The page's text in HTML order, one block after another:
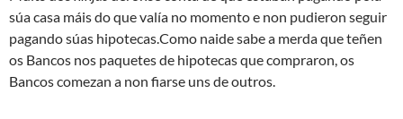
súa casa máis do que valía no momento e non pudieron seguir
pagando súas hipotecas.Como naide sabe a merda que teñen
os Bancos nos paquetes de hipotecas que compraron, os
Bancos comezan a non fiarse uns de outros.